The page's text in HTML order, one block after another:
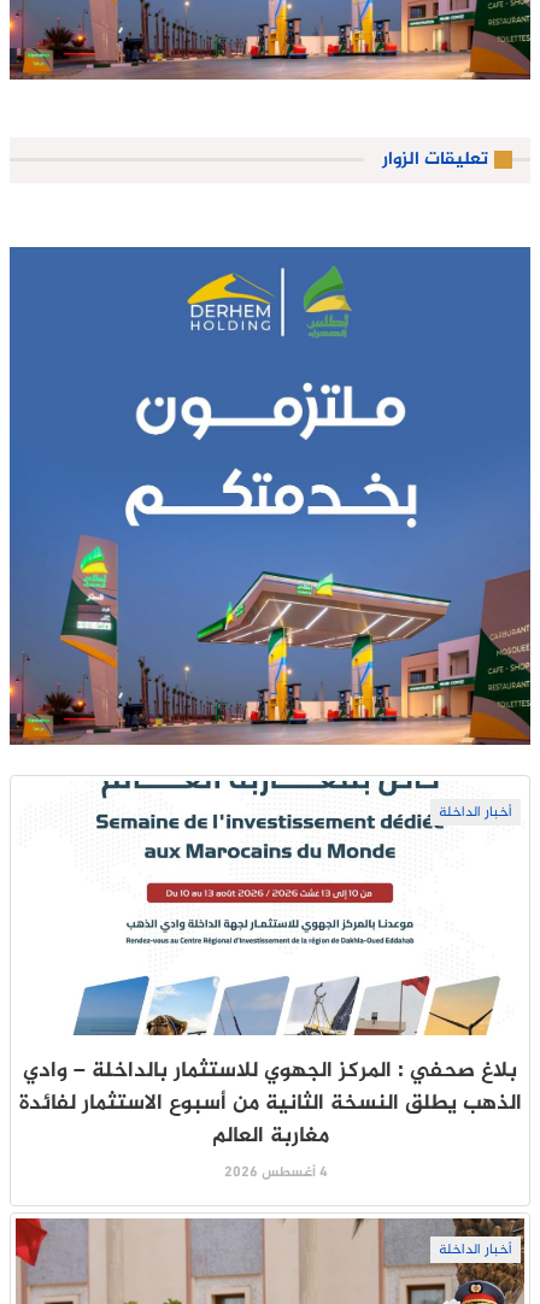
تعليقات الزوار
أخبار الداخلة
بلاغ صحفي : المركز الجهوي للاستثمار بالداخلة – وادي
الذهب يطلق النسخة الثانية من أسبوع الاستثمار لفائدة
مغاربة العالم
4 أغسطس 2026
أخبار الداخلة